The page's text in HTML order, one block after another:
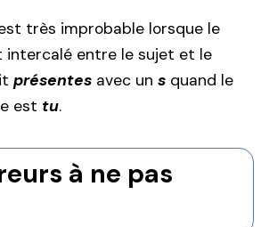
très improbable lorsque le
intercalé entre le sujet et le
présentes avec un s quand le
est tu.
à ne pas